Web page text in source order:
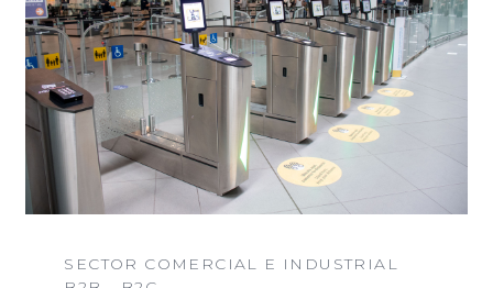
SECTOR COMERCIAL E INDUSTRIAL